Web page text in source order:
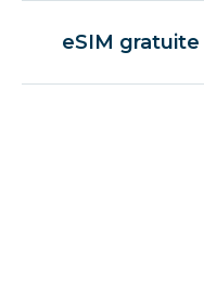
eSIM gratuite